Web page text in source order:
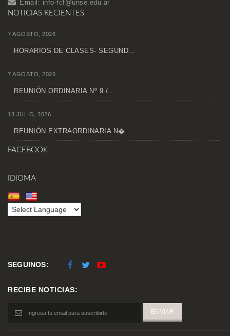
Email: info-fcf@unse.edu.ar
NOTICIAS RECIENTES
7 AGOSTO, 2026
HORARIOS DE CLASES- SEGUND...
7 AGOSTO, 2026
REUNIÓN ORDINARIA Nº 9 /...
13 JULIO, 2026
REUNIÓN EXTRAORDINARIA N�...
FACEBOOK
IDIOMA
SEGUINOS:
RECIBE NOTICIAS: